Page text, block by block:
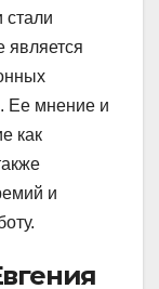
является
Ее мнение и
как
и